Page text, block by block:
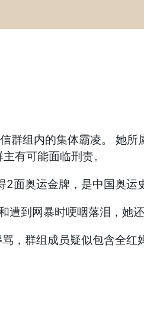
组内的集体霸凌。 她
有可能面临刑责。
奥运金牌，是中国奥运
到网暴时哽咽落泪，她还
，群组成员疑似包含全